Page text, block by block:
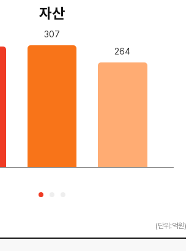
307
264
자산
(단위:억원)